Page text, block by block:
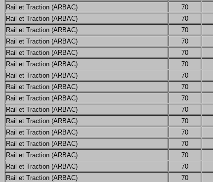
Rail et Traction (ARBAC)
70
Rail et Traction (ARBAC)
70
Rail et Traction (ARBAC)
70
Rail et Traction (ARBAC)
70
Rail et Traction (ARBAC)
70
Rail et Traction (ARBAC)
70
Rail et Traction (ARBAC)
70
Rail et Traction (ARBAC)
70
Rail et Traction (ARBAC)
70
Rail et Traction (ARBAC)
70
Rail et Traction (ARBAC)
70
Rail et Traction (ARBAC)
70
Rail et Traction (ARBAC)
70
Rail et Traction (ARBAC)
70
Rail et Traction (ARBAC)
70
Rail et Traction (ARBAC)
70